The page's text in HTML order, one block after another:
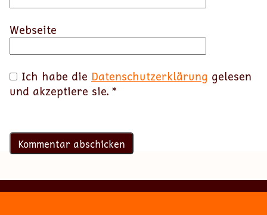
Webseite
Ich habe die Datenschutzerklärung gelesen
und akzeptiere sie. *